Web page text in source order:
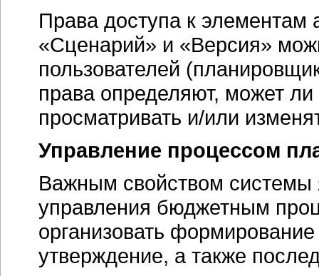
Права доступа к элементам
«Сценарий» и «Версия»
пользователей
права определяют, может ли
просматривать и/или
Управление процессом
Важным свойством системы
управления бюджетным
организовать
утверждение, а также